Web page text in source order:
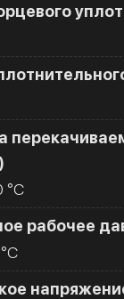
°C
рабочее